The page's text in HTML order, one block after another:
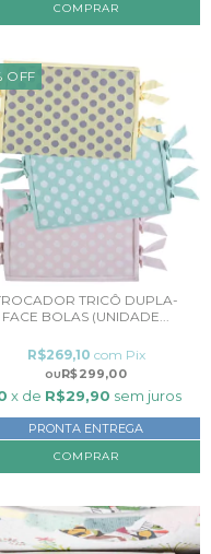
COMPRAR
OFF
TRICÔ DUPLA-
FACE BOLAS (UNIDADE...
R$299,00
R$269,10 com Pix
x de R$29,90 sem juros
PRONTA ENTREGA
COMPRAR